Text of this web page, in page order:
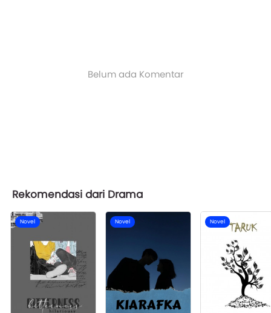
Belum ada Komentar
Rekomendasi dari Drama
Novel Novel Novel